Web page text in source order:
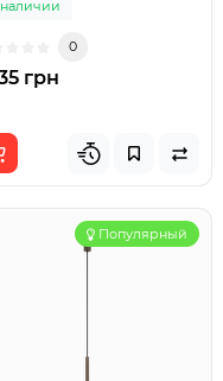
0
грн
Популярный